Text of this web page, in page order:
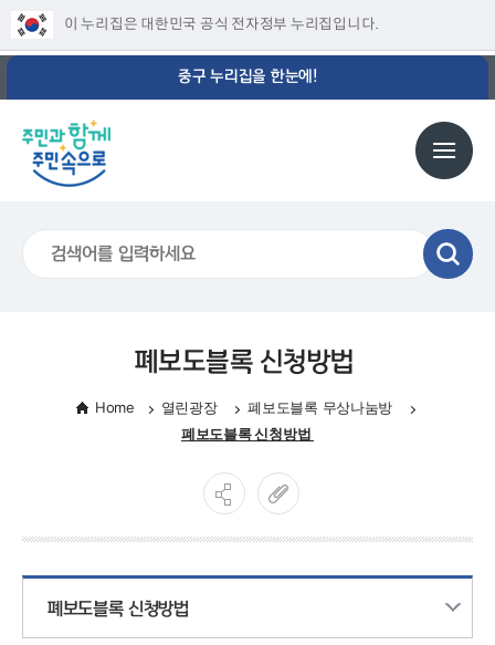
이 누리집은 대한민국 공식 전자정부 누리집입니다.
중구 누리집을 한눈에!
폐보도블록 신청방법
Home 열린광장
폐보도블록 무상나눔방
폐보도블록 신청방법
폐보도블록 신청방법